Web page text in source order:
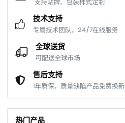
技术支持
专属技术团队，24/7在线服务
全球送货
可配送全球市场
售后支持
1年质保，质量缺陷产品免费换新
热门产品